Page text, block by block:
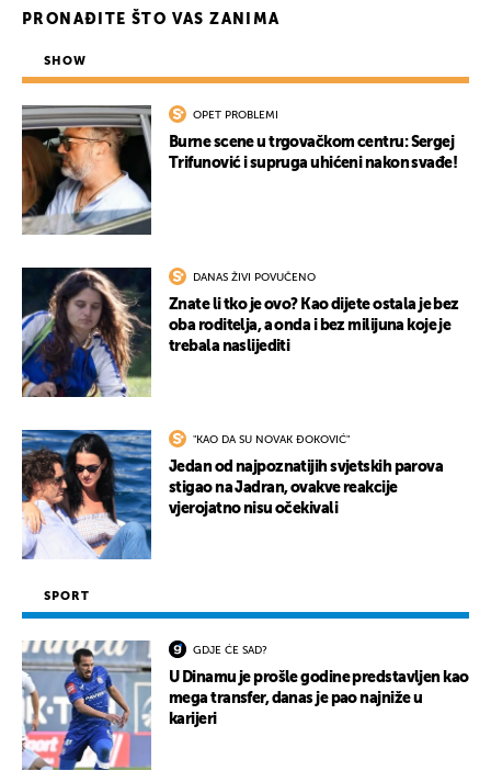
PRONAĐITE ŠTO VAS ZANIMA
SHOW
OPET PROBLEMI
Burne scene u trgovačkom centru: Sergej
Trifunović i supruga uhićeni nakon svađe!
DANAS ŽIVI POVUČENO
Znate li tko je ovo? Kao dijete ostala je bez
oba roditelja, a onda i bez milijuna koje je
trebala naslijediti
"KAO DA SU NOVAK ĐOKOVIĆ"
Jedan od najpoznatijih svjetskih parova
stigao na Jadran, ovakve reakcije
vjerojatno nisu očekivali
SPORT
GDJE ĆE SAD?
U Dinamu je prošle godine predstavljen kao
mega transfer, danas je pao najniže u
karijeri
UKLJUČITE NOTIFIKACIJE